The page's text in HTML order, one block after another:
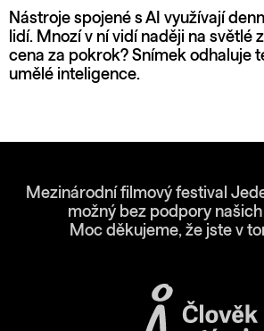
Nástroje spojené s AI využívají
lidí. Mnozí v ní vidí naději na světlé
cena za pokrok? Snímek odhaluje
umělé inteligence.
Mezinárodní filmový festival
možný bez podpory
Moc děkujeme, že jste v